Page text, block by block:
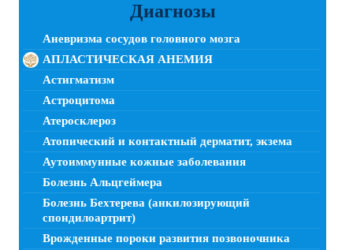
Диагнозы
Аневризма сосудов головного мозга
АПЛАСТИЧЕСКАЯ АНЕМИЯ
Астигматизм
Астроцитома
Атеросклероз
Атопический и контактный дерматит, экзема
Аутоиммунные кожные заболевания
Болезнь Альцгеймера
Болезнь Бехтерева (анкилозирующий
спондилоартрит)
Врожденные пороки развития позвоночника